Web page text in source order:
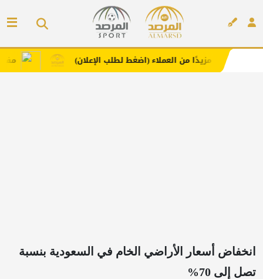
مفارش فندورا من العملاء (اضغط لطلب الإعلان)
انخفاض أسعار الأراضي الخام في السعودية بنسبة
تصل إلى 70%